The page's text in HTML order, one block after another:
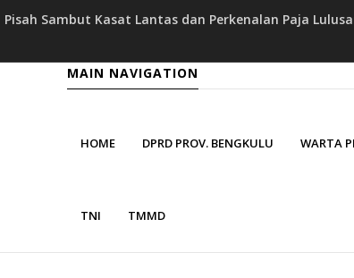
Pisah Sambut Kasat Lantas dan Perkenalan Paja
Bersama Forkopimda Kota Bengkulu, Kapolresta
di Belungguk Point
Personel Operasi Damai Cartenz-2026 Bekali Diri
MAIN NAVIGATION
HOME DPRD PROV. BENGKULU WARTA
TNI TMMD